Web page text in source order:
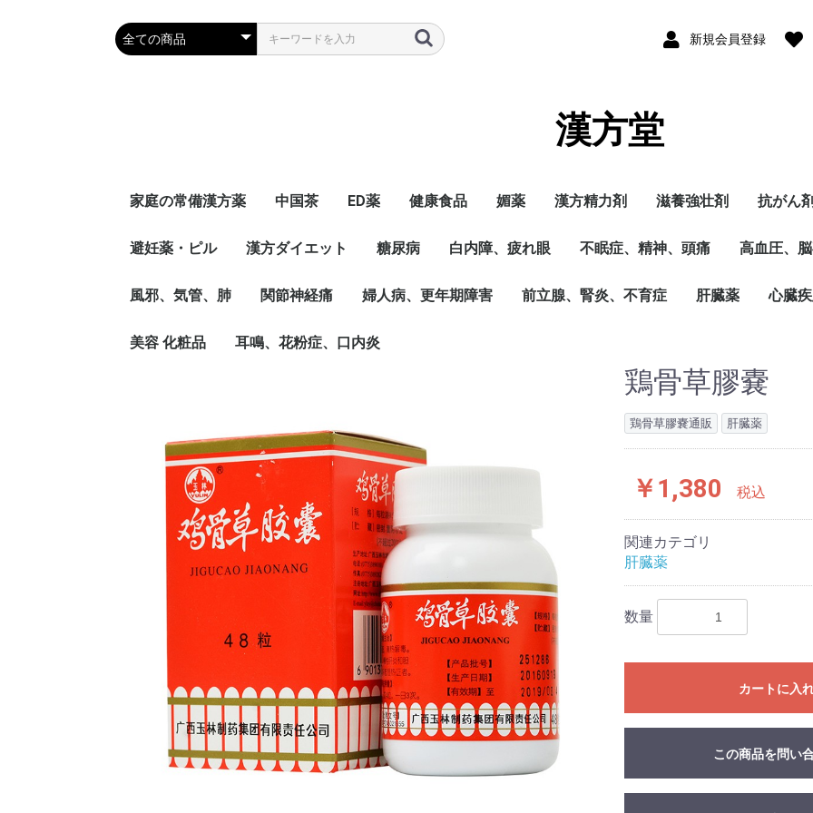
新規会員登録
漢方堂
家庭の常備漢方薬 中国茶 ED薬 健康食品 媚薬 漢方精力剤 滋養強壮剤 抗がん剤
避妊薬・ピル 漢方ダイエット 糖尿病 白内障、疲れ眼 不眠症、精神、頭痛 高血圧、
風邪、気管、肺 関節神経痛 婦人病、更年期障害 前立腺、腎炎、不育症 肝臓薬 心臓
美容 化粧品 耳鳴、花粉症、口内炎
鶏骨草膠嚢
鶏骨草膠嚢通販 肝臓薬
￥1,380 税込
関連カテゴリ
肝臓薬
数量
カートに入
この商品を問い